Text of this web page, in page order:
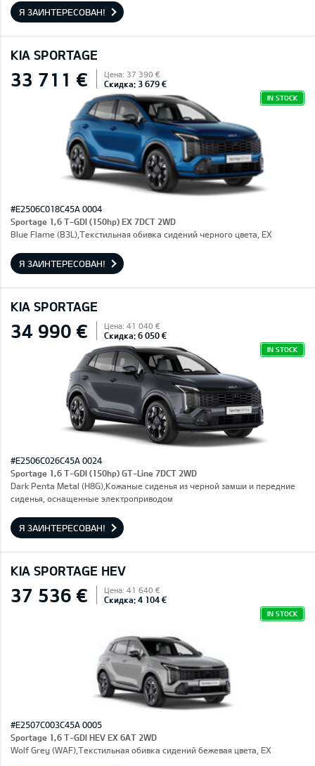
Я ЗАИНТЕРЕСОВАН!
KIA SPORTAGE
33 711 € Цена: 37 390 €
Скидка: 3 679 €
IN STOCK
#E2506C018C45A 0004
Sportage 1,6 T-GDI (150hp) EX 7DCT 2WD
Blue Flame (B3L),Текстильная обивка сидений черного цвета, EX
Я ЗАИНТЕРЕСОВАН!
KIA SPORTAGE
34 990 € Цена: 41 040 €
Скидка: 6 050 €
IN STOCK
#E2506C026C45A 0024
Sportage 1,6 T-GDI (150hp) GT-Line 7DCT 2WD
Dark Penta Metal (H8G),Кожаные сиденья из черной замши и передние
сиденья, оснащенные электроприводом
Я ЗАИНТЕРЕСОВАН!
KIA SPORTAGE HEV
37 536 € Цена: 41 640 €
Скидка: 4 104 €
IN STOCK
#E2507C003C45A 0005
Sportage 1,6 T-GDI HEV EX 6AT 2WD
Wolf Grey (WAF),Текстильная обивка сидений бежевая цвета, EX